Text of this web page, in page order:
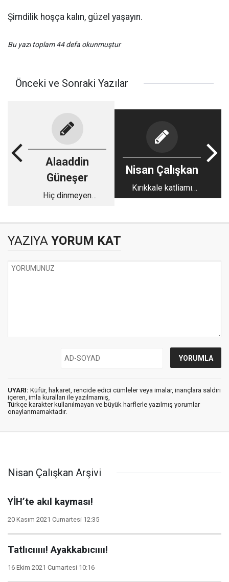
Şimdilik hoşça kalın, güzel yaşayın.
Bu yazı toplam 44 defa okunmuştur
Önceki ve Sonraki Yazılar
Alaaddin
Güneşer
Hiç dinmeyen
Nisan Çalışkan
Kırıkkale katliamı
yaşadı mı, yaşamadı
YAZIYA YORUM KAT
UYARI: Küfür, hakaret, rencide edici cümleler veya imalar, inançlara saldırı
içeren, imla kuralları ile yazılmamış,
Türkçe karakter kullanılmayan ve büyük harflerle yazılmış yorumlar
onaylanmamaktadır.
Nisan Çalışkan Arşivi
YİH’te akıl kayması!
20 Kasım 2021 Cumartesi 12:35
Tatlıcııııı! Ayakkabıcıııı!
16 Ekim 2021 Cumartesi 10:16